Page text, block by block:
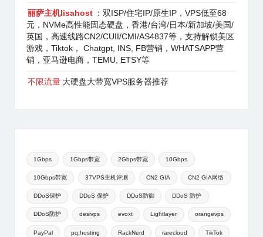
丽萨主机lisahost ：双ISP/住宅IP/原生IP，VPS低至68
元，NVMe高性能固态硬盘，香港/台湾/日本/新加坡/美国/
英国，高速线路CN2/CUII/CMI/AS4837等，支持解锁美区
游戏，Tiktok， Chatgpt, INS, FB营销，WHATSAPP营
销，亚马逊电商，TEMU, ETSY等
不限流量 大硬盘大带宽VPS服务器推荐
1Gbps 1Gbps带宽 2Gbps带宽 10Gbps
10Gbps带宽 37VPS主机评测 CN2 GIA CN2 GIA网络
DDoS保护 DDoS 保护 DDoS防御 DDoS 防护
DDoS防护 desivps evoxt Lightlayer orangevps
PayPal pq.hosting RackNerd rarecloud TikTok